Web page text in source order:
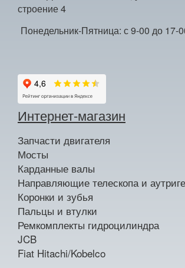
строение 4
Понедельник-Пятница: с 9-00 до 17-
Интернет-магазин
Запчасти двигателя
Мосты
Карданные валы
Направляющие телескопа и
Коронки и зубья
Пальцы и втулки
Ремкомплекты гидроцилиндра
JCB
Fiat Hitachi/Kobelco